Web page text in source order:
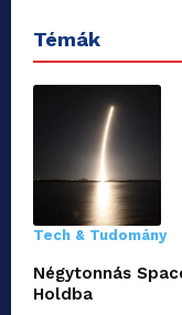
Témák
Tech & Tudomány
Négytonnás
Holdba